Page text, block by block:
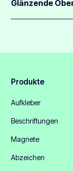
geeignet sind.
Klebstoff
Glänzende
Produkte
Aufkleber
Beschriftungen
Magnete
Abzeichen